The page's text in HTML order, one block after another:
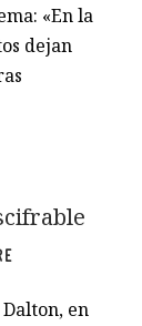
«En la
dejan
en